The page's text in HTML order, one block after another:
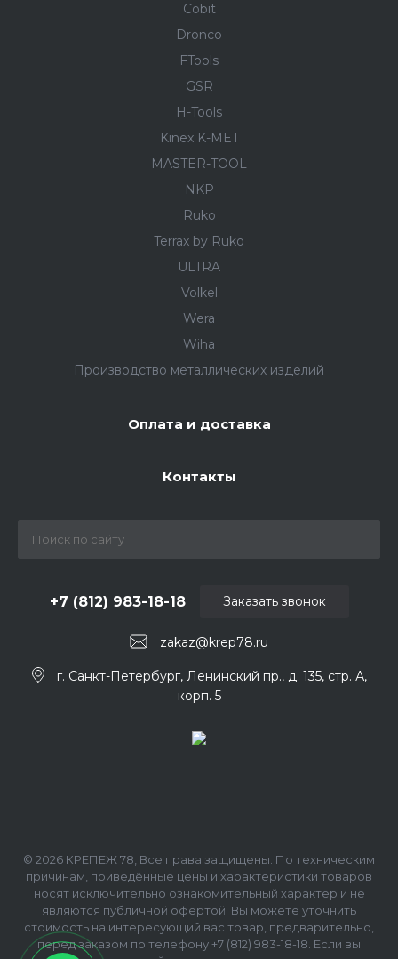
Cobit
Dronco
FTools
GSR
H-Tools
Kinex K-MET
MASTER-TOOL
NKP
Ruko
Terrax by Ruko
ULTRA
Volkel
Wera
Wiha
Производство металлических изделий
Оплата и доставка
Контакты
zakaz@krep78.ru
+7 (812) 983-18-18
г. Санкт-Петербург, Ленинский пр., д. 135, стр. А,
корп. 5
Заказать звонок
© 2026 КРЕПЕЖ 78, Все права защищены. По техническим
причинам, приведённые цены и характеристики товаров
носят исключительно ознакомительный характер и не
являются публичной офертой. Вы можете уточнить
стоимость на интересующий вас товар, предварительно,
перед заказом по телефону +7 (812) 983-18-18. Если вы